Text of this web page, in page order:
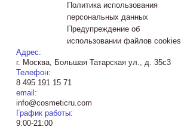
Политика использования
персональных данных
Предупреждение об
использовании файлов cookies
Адрес:
г. Москва, Большая Татарская ул., д. 35с3
Телефон:
8 495 191 15 71
email:
info@cosmeticru.com
График работы:
9:00-21:00